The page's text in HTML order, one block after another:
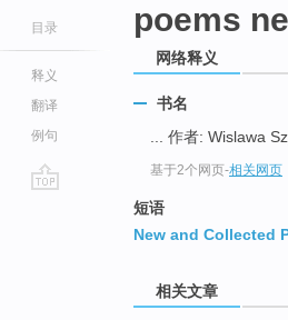
目录
释义
翻译
例句
poems
网络释义
书名
... 作者: Wislawa
基于2个网页-相关网页
短语
New and Collected
相关文章